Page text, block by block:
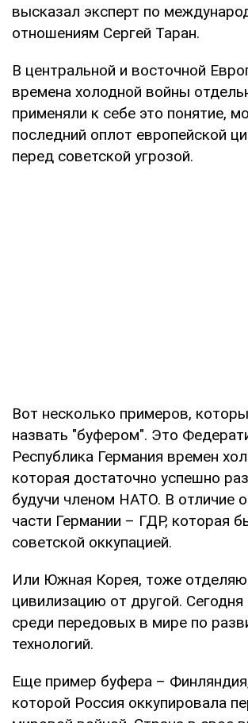
высказал эксперт по
отношениям Сергей Таран.
В центральной и восточной
времена холодной войны
применяли к себе это понятие,
последний оплот европейской
перед советской угрозой.
Вот несколько примеров,
назвать "буфером". Это
Республика Германия времен
которая достаточно успешно
будучи членом НАТО. В отличие
части Германии – ГДР, которая
советской оккупацией.
Или Южная Корея, тоже
цивилизацию от другой. Сегодня
среди передовых в мире по
технологий.
Еще пример буфера –
которой Россия оккупировала